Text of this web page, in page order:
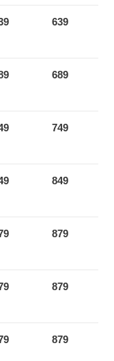
639
689
749
849
879
879
879